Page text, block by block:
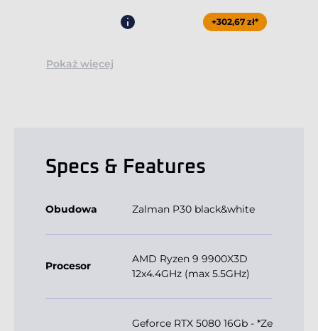
+302,67 zł*
Pokaż więcej
Specs & Features
Obudowa Zalman P30 black&white
Procesor
AMD Ryzen 9 9900X3D
12x4.4GHz (max 5.5GHz)
Geforce RTX 5080 16Gb - *Ze